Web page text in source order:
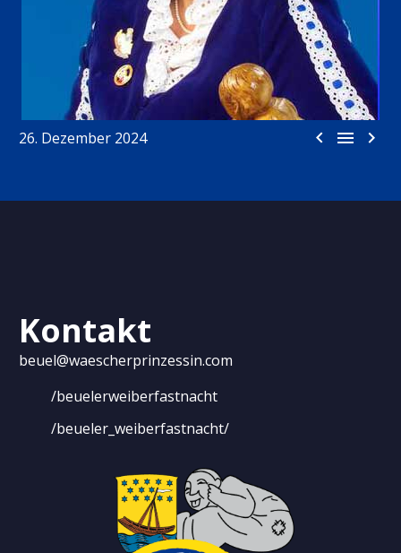
  
26. Dezember 2024
Kontakt
beuel@waescherprinzessin.com
/beuelerweiberfastnacht
/beueler_weiberfastnacht/